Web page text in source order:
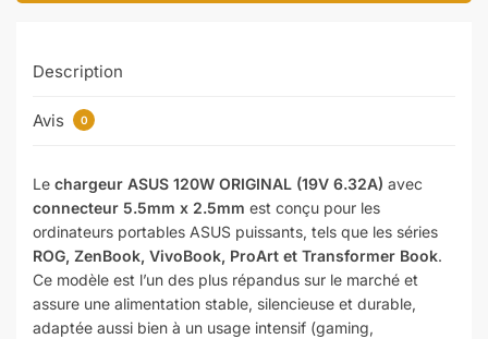
Description
Avis 0
Le chargeur ASUS 120W ORIGINAL (19V 6.32A) avec
connecteur 5.5mm x 2.5mm est conçu pour les
ordinateurs portables ASUS puissants, tels que les séries
ROG, ZenBook, VivoBook, ProArt et Transformer Book.
Ce modèle est l’un des plus répandus sur le marché et
assure une alimentation stable, silencieuse et durable,
adaptée aussi bien à un usage intensif (gaming,